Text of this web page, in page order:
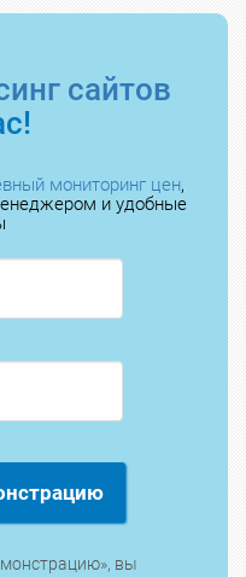
сайтов
мониторинг цен,
и удобные
вы